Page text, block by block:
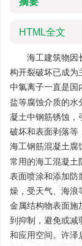
HTML全文
海工建筑物因
构开裂破坏已成为
中氯离子一直是国
盐等腐蚀介质的水
凝土中钢筋锈蚀，
破坏和表面剥落等
海工钢筋混凝土腐
常用的海工混凝土
表面喷涂和添加防
燥，受天气、海浪
金属结构物表面施
到抑制，避免或减
和应用空间。许泽